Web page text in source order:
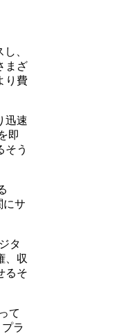
、
まざ
り費
迅速
即
そう
にサ
タ
、収
るそ
て
ラ